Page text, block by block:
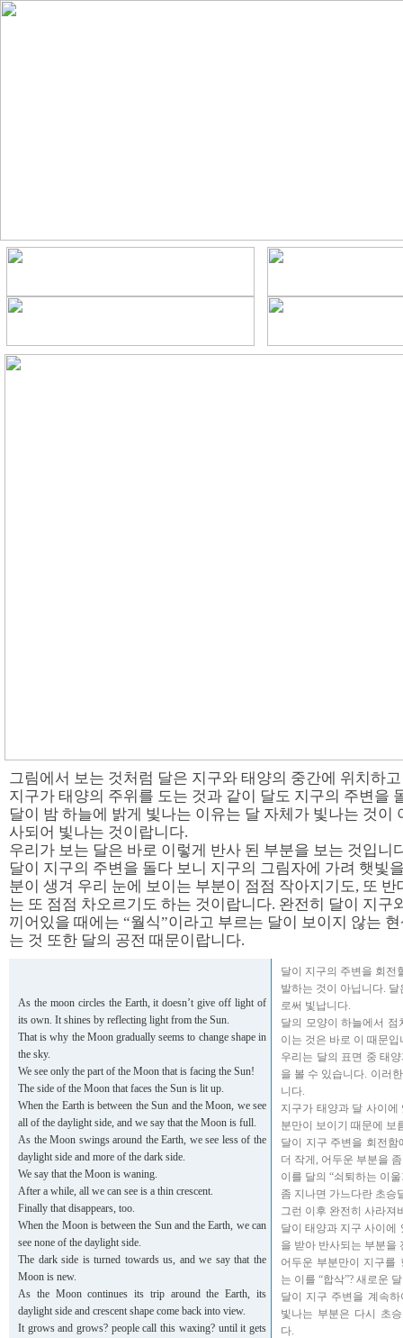
그림에서 보는 것처럼 달은 지구와 태양의 중간에 위치하
지구가 태양의 주위를 도는 것과 같이 달도 지구의 주변을
달이 밤 하늘에 밝게 빛나는 이유는 달 자체가 빛나는 것이
사되어 빛나는 것이랍니다.
우리가 보는 달은 바로 이렇게 반사 된 부분을 보는 것입니
달이 지구의 주변을 돌다 보니 지구의 그림자에 가려 햇빛
분이 생겨 우리 눈에 보이는 부분이 점점 작아지기도, 또 반
는 또 점점 차오르기도 하는 것이랍니다. 완전히 달이 지구
끼어있을 때에는 “월식”이라고 부르는 달이 보이지 않는
는 것 또한 달의 공전 때문이랍니다.
As the moon circles the Earth, it doesn’t give off light of
its own. It shines by reflecting light from the Sun.
That is why the Moon gradually seems to change shape in
the sky.
We see only the part of the Moon that is facing the Sun!
The side of the Moon that faces the Sun is lit up.
When the Earth is between the Sun and the Moon, we see
all of the daylight side, and we say that the Moon is full.
As the Moon swings around the Earth, we see less of the
daylight side and more of the dark side.
We say that the Moon is waning.
After a while, all we can see is a thin crescent.
Finally that disappears, too.
When the Moon is between the Sun and the Earth, we can
see none of the daylight side.
The dark side is turned towards us, and we say that the
Moon is new.
As the Moon continues its trip around the Earth, its
daylight side and crescent shape come back into view.
It grows and grows? people call this waxing? until it gets
달이 지구의 주변을 회전
발하는 것이 아닙니다.
로써 빛납니다.
달의 모양이 하늘에서
이는 것은 바로 이 때문입
우리는 달의 표면 중 태
을 볼 수 있습니다. 이러
니다.
지구가 태양과 달 사이
분만이 보이기 때문에 보
달이 지구 주변을 회전
더 작게, 어두운 부분을
이를 달의 “쇠퇴하는 이
좀 지나면 가느다란 초승
그런 이후 완전히 사라져
달이 태양과 지구 사이에
을 받아 반사되는 부분을
어두운 부분만이 지구를
는 이를 “합삭”? 새로운
달이 지구 주변을 계속
빛나는 부분은 다시 초
다.